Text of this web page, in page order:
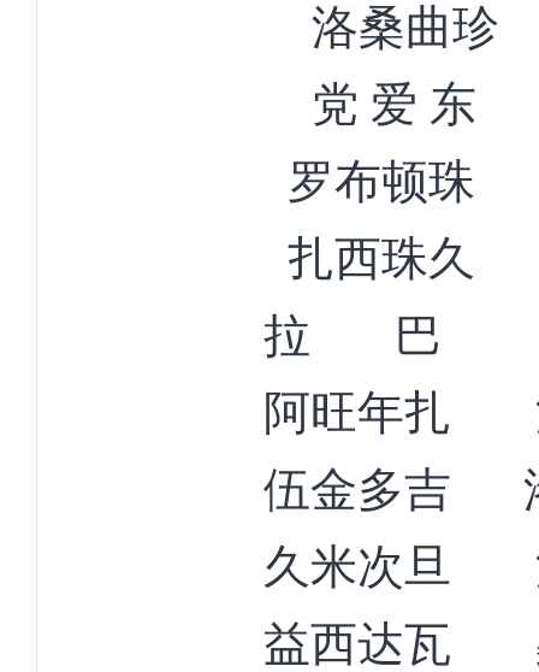
洛桑曲珍
党 爱 东
罗布顿珠
扎西珠久
拉
巴
阿旺年扎
伍金多吉
久米次旦
益西达瓦